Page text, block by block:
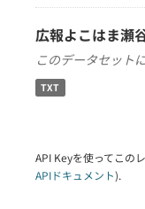
広報よこはま瀬
このデータセット
TXT
API Keyを使ってこの
APIドキュメント).